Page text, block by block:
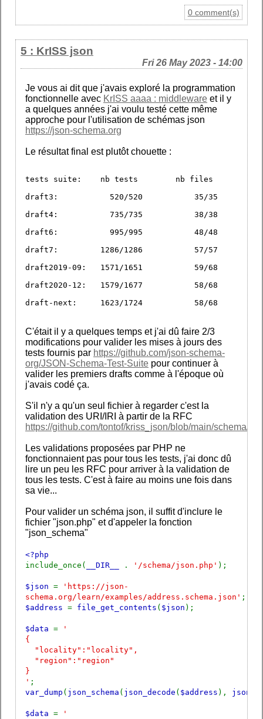
0 comment(s)
5 : KrISS json
Fri 26 May 2023 - 14:00
Je vous ai dit que j'avais exploré la programmation
fonctionnelle avec KrISS aaaa : middleware et il y
a quelques années j'ai voulu testé cette même
approche pour l'utilisation de schémas json
https://json-schema.org
Le résultat final est plutôt chouette :
tests suite:	nb tests	nb files
draft3: 	  520/520	    35/35
draft4: 	  735/735	    38/38
draft6: 	  995/995	    48/48
draft7: 	1286/1286	    57/57
draft2019-09: 	1571/1651	    59/68
draft2020-12: 	1579/1677	    58/68
draft-next: 	1623/1724	    58/68
C'était il y a quelques temps et j'ai dû faire 2/3
modifications pour valider les mises à jours des
tests fournis par https://github.com/json-schema-
org/JSON-Schema-Test-Suite pour continuer à
valider les premiers drafts comme à l'époque où
j'avais codé ça.
S'il n'y a qu'un seul fichier à regarder c'est la
validation des URI/IRI à partir de la RFC
https://github.com/tontof/kriss_json/blob/main/schema/
Les validations proposées par PHP ne
fonctionnaient pas pour tous les tests, j'ai donc dû
lire un peu les RFC pour arriver à la validation de
tous les tests. C'est à faire au moins une fois dans
sa vie...
Pour valider un schéma json, il suffit d'inclure le
fichier "json.php" et d'appeler la fonction
"json_schema"
<?php
include_once(
__DIR__ . '/schema/json.php' );
$json =
'https://json-
schema.org/learn/examples/address.schema.json' ;
$address = file_get_contents ( $json );
$data =
'
{
"locality":"locality",
"region":"region"
}
' ;
var_dump ( json_schema ( json_decode ( $address ),
$data =
'